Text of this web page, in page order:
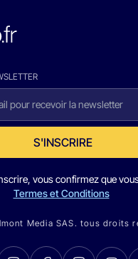
S'INSCRIRE
vous confirmez que
Termes et Conditions
Media SAS. tous droits